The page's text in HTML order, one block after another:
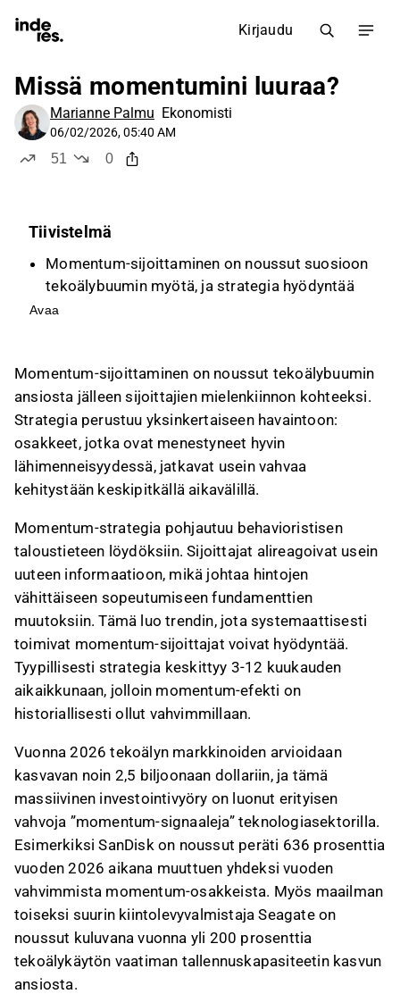
Kirjaudu
Missä momentumini luuraa?
Marianne Palmu Ekonomisti
06/02/2026, 05:40 AM
51
0
Tiivistelmä
Momentum-sijoittaminen on noussut suosioon
tekoälybuumin myötä, ja strategia hyödyntää
sijoittajien alireagointia uuteen informaatioon,
merkittävästi, mikä on luonut vahvoja
momentum-signaaleja erityisesti
teknologiasektorilla, kuten SanDiskin ja
Seagaten osakkeiden huomattava nousu
osoittaa.
Puolijohdesektorilla momentum jakautuu
Lumentum Holdings ja Micron Technology ovat
hyötyneet tekoälydatakeskusten kasvavasta
kysynnästä.
Teknologiajätit suunnittelevat massiivisia
investointeja tekoälyinfrastruktuuriin, mikä
tukee momentum-trendejä, mutta sijoittajien
on oltava valppaina markkinan
normalisoituessa ja riskienhallinnan merkitys
korostuu.
Tämä sisältö on tekoälyn tuottamaa. Anna siihen
liittyvää palautetta Inderesinfoorumilla.
Avaa
Momentum-sijoittaminen on noussut tekoälybuumin
ansiosta jälleen sijoittajien mielenkiinnon kohteeksi.
Strategia perustuu yksinkertaiseen havaintoon:
osakkeet, jotka ovat menestyneet hyvin
lähimenneisyydessä, jatkavat usein vahvaa
kehitystään keskipitkällä aikavälillä.
Momentum-strategia pohjautuu behavioristisen
taloustieteen löydöksiin. Sijoittajat alireagoivat usein
uuteen informaatioon, mikä johtaa hintojen
vähittäiseen sopeutumiseen fundamenttien
muutoksiin. Tämä luo trendin, jota systemaattisesti
toimivat momentum-sijoittajat voivat hyödyntää.
Tyypillisesti strategia keskittyy 3-12 kuukauden
aikaikkunaan, jolloin momentum-efekti on
historiallisesti ollut vahvimmillaan.
Vuonna 2026 tekoälyn markkinoiden arvioidaan
kasvavan noin 2,5 biljoonaan dollariin, ja tämä
massiivinen investointivyöry on luonut erityisen
vahvoja ”momentum-signaaleja” teknologiasektorilla.
Esimerkiksi SanDisk on noussut peräti 636 prosenttia
vuoden 2026 aikana muuttuen yhdeksi vuoden
vahvimmista momentum-osakkeista. Myös maailman
toiseksi suurin kiintolevyvalmistaja Seagate on
noussut kuluvana vuonna yli 200 prosenttia
tekoälykäytön vaatiman tallennuskapasiteetin kasvun
ansiosta.